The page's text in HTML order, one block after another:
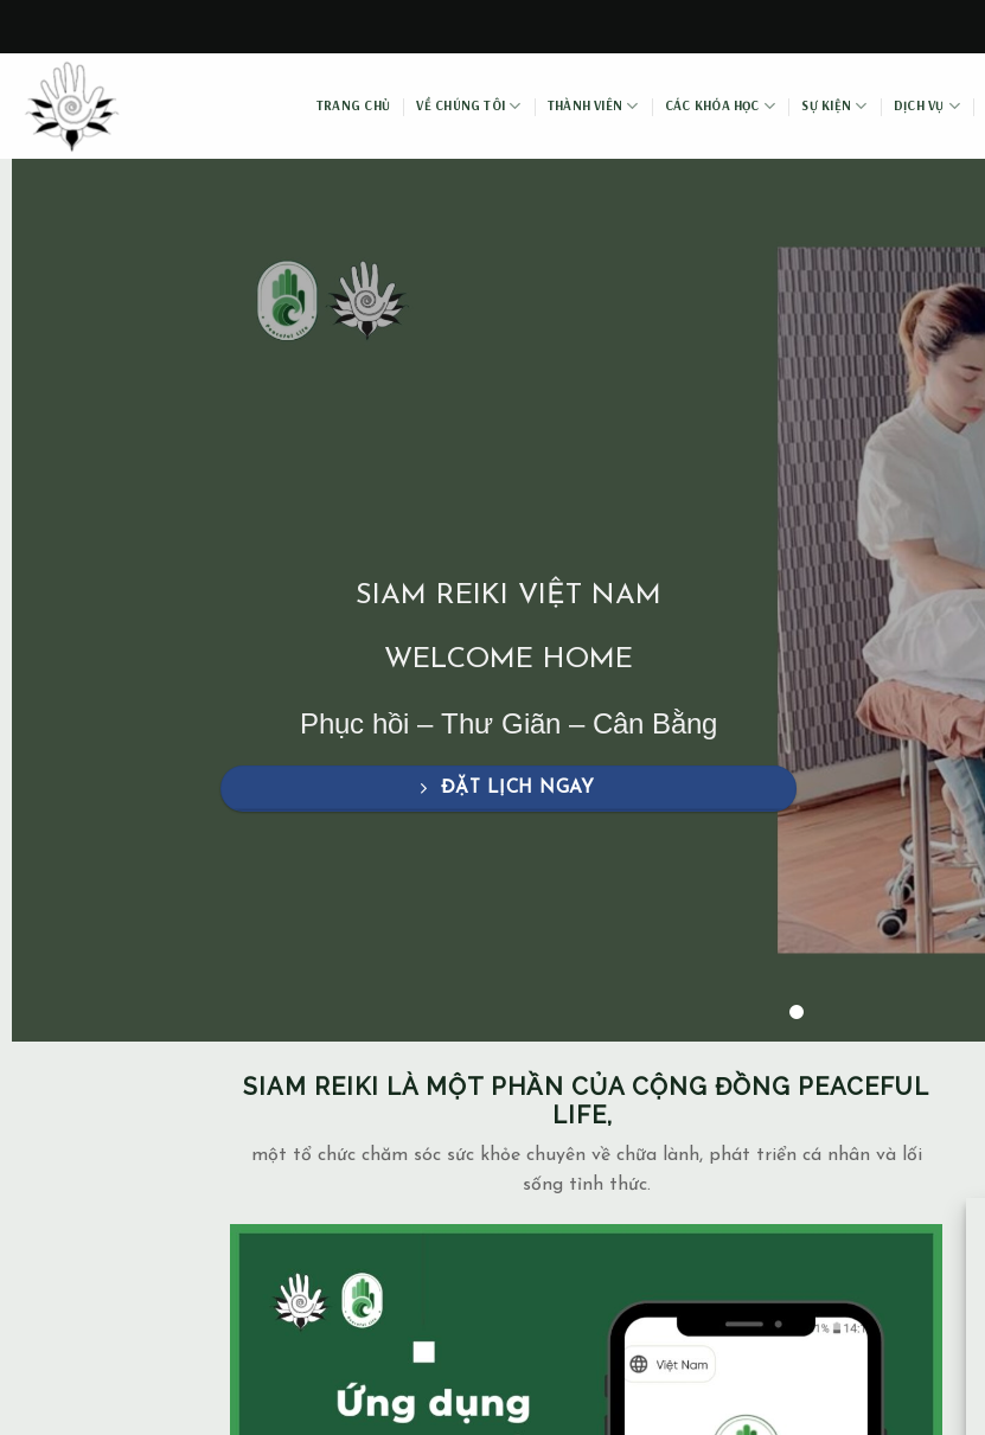
content
TRANG CHỦ VỀ CHÚNG TÔI THÀNH VIÊN CÁC KHÓA HỌC SỰ KIỆN DỊCH VỤ
SIAM REIKI VIỆT NAM
WELCOME HOME
Phục hồi – Thư Giãn – Cân Bằng
ĐẶT LỊCH NGAY
SIAM REIKI LÀ MỘT PHẦN CỦA CỘNG ĐỒNG PEACEFUL
LIFE,
một tổ chức chăm sóc sức khỏe chuyên về chữa lành, phát triển cá nhân và lối
sống tỉnh thức.
BẠN NÊN ĐẶT TAY ĐỦ 10 VỊ TRÍ
14/12/2025
Blog admin
Việc đặt tay theo 10 vị trí không chỉ là một
hệ thống được xây dựng để bảo đảm toàn